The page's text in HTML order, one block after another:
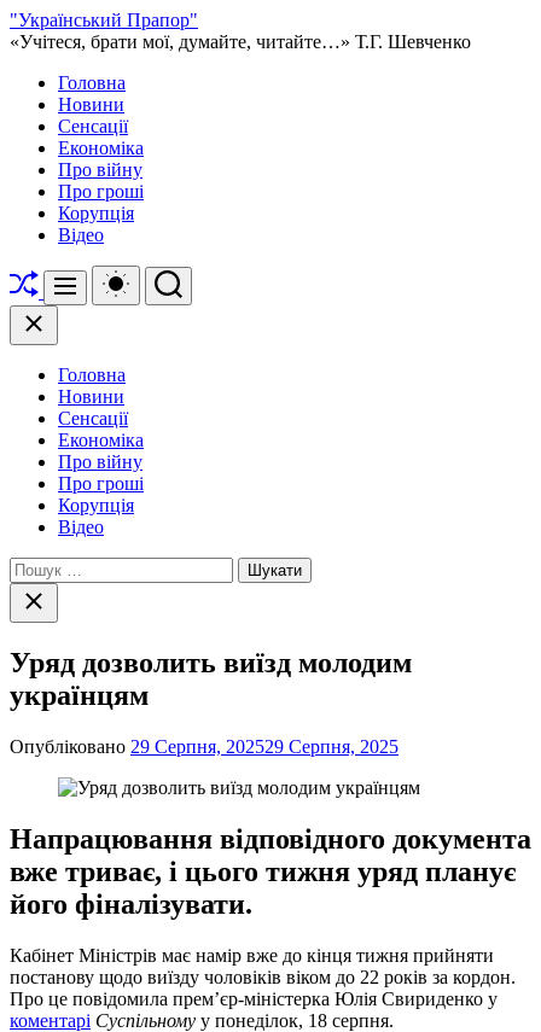
Перейти
до
"Український Прапор"
«Учітеся, брати мої, думайте, читайте…» Т.Г. Шевченко
Головна
Новини
Сенсації
Економіка
Про війну
Про гроші
Корупція
Відео
Перетасувати
Меню
Перемикач
кольорового
Пошук
Закрити
Головна
Новини
Сенсації
Економіка
Про війну
Про гроші
Корупція
Відео
Пошук:
Закрити
пошук
Уряд дозволить виїзд молодим
українцям
Опубліковано 29 Серпня, 202529 Серпня, 2025
Напрацювання відповідного документа
вже триває, і цього тижня уряд планує
його фіналізувати.
Кабінет Міністрів має намір вже до кінця тижня прийняти
постанову щодо виїзду чоловіків віком до 22 років за кордон.
Про це повідомила прем’єр-міністерка Юлія Свириденко у
коментарі Суспільному у понеділок, 18 серпня.